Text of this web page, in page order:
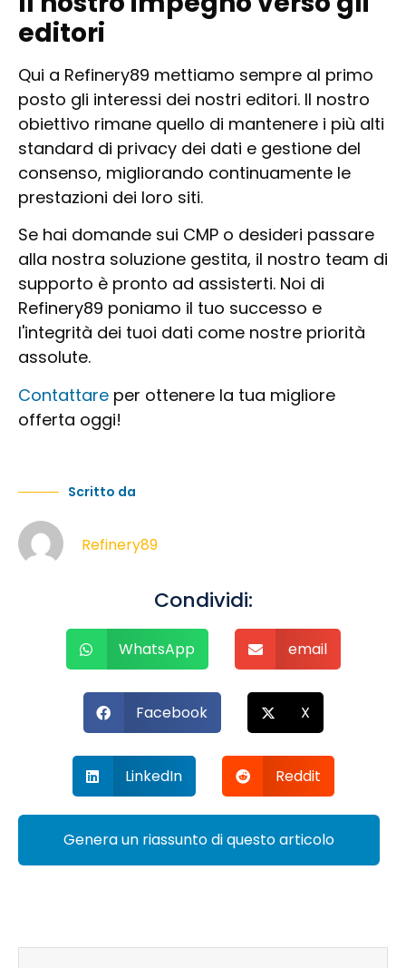
editori
Qui a Refinery89 mettiamo sempre al primo
posto gli interessi dei nostri editori. Il nostro
obiettivo rimane quello di mantenere i più alti
standard di privacy dei dati e gestione del
consenso, migliorando continuamente le
prestazioni dei loro siti.
Se hai domande sui CMP o desideri passare
alla nostra soluzione gestita, il nostro team di
supporto è pronto ad assisterti. Noi di
Refinery89 poniamo il tuo successo e
l'integrità dei tuoi dati come nostre priorità
assolute.
Contattare per ottenere la tua migliore
offerta oggi!
Scritto da
Refinery89
Condividi:
WhatsApp email
Facebook X
LinkedIn Reddit
Genera un riassunto di questo articolo